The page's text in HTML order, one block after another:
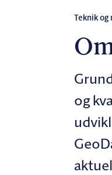
Teknik og
og